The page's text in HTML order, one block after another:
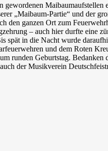
„Maibaum-Partie“ und der
den ganzen Ort zum
– auch hier durfte
spät in die Nacht wurde
und dem Roten
runden Geburtstag.
der Musikverein